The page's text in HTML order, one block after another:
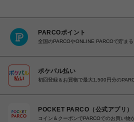
PARCOポイント
全国のPARCOやONLINE PARCOで貯ま
ポケパル払い
初回登録＆お買物で最大1,500円分の
POCKET PARCO（公式アプリ）
コイン＆クーポンでPARCOでのお買い物